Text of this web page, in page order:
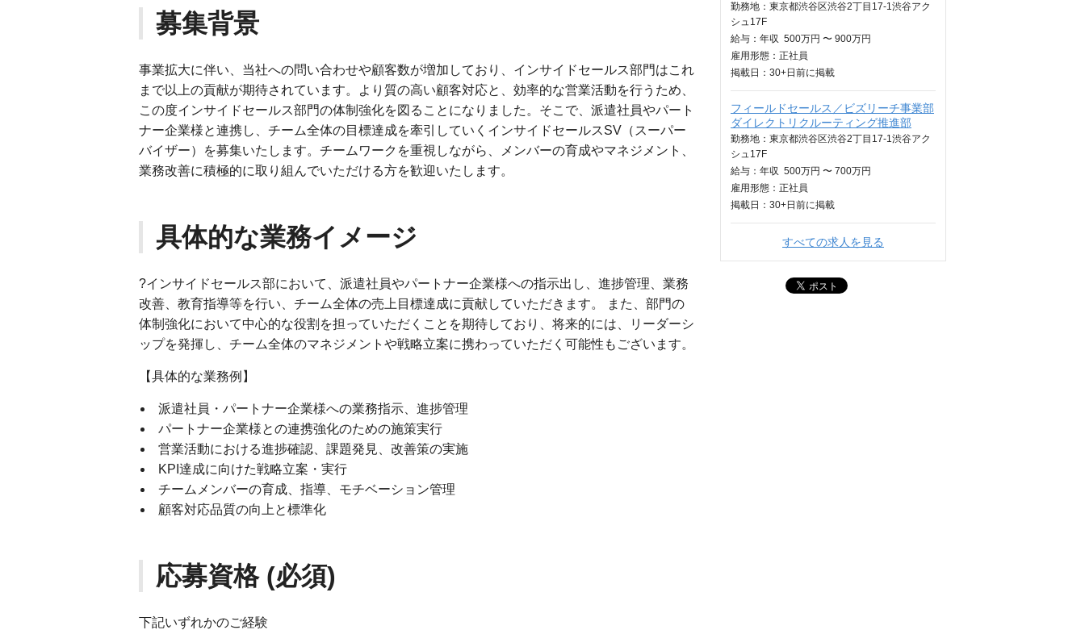
募集背景
事業拡大に伴い、当社への問い合わせや顧客数が増加しており、インサイドセールス部門はこれ
まで以上の貢献が期待されています。より質の高い顧客対応と、効率的な営業活動を行うため、
この度インサイドセールス部門の体制強化を図ることになりました。そこで、派遣社員やパート
ナー企業様と連携し、チーム全体の目標達成を牽引していくインサイドセールスSV（スーパー
バイザー）を募集いたします。チームワークを重視しながら、メンバーの育成やマネジメント、
業務改善に積極的に取り組んでいただける方を歓迎いたします。
具体的な業務イメージ
?インサイドセールス部において、派遣社員やパートナー企業様への指示出し、進捗管理、業務
改善、教育指導等を行い、チーム全体の売上目標達成に貢献していただきます。 また、部門の
体制強化において中心的な役割を担っていただくことを期待しており、将来的には、リーダーシ
ップを発揮し、チーム全体のマネジメントや戦略立案に携わっていただく可能性もございます。
【具体的な業務例】
派遣社員・パートナー企業様への業務指示、進捗管理
パートナー企業様との連携強化のための施策実行
営業活動における進捗確認、課題発見、改善策の実施
KPI達成に向けた戦略立案・実行
チームメンバーの育成、指導、モチベーション管理
顧客対応品質の向上と標準化
応募資格 (必須)
下記いずれかのご経験
勤務地：東京都渋谷区渋谷2丁目17-1渋谷アク
シュ17F
給与： 年収 500万円 〜 900万円
雇用形態：正社員
掲載日： 30+日 前に掲載
フィールドセールス／ビズリーチ事業部
ダイレクトリクルーティング推進部
勤務地：東京都渋谷区渋谷2丁目17-1渋谷アク
シュ17F
給与： 年収 500万円 〜 700万円
雇用形態：正社員
掲載日： 30+日 前に掲載
すべての求人を見る